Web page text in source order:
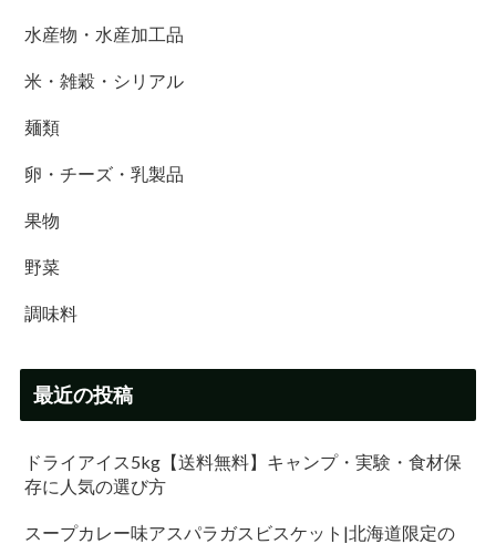
水産物・水産加工品
米・雑穀・シリアル
麺類
卵・チーズ・乳製品
果物
野菜
調味料
最近の投稿
ドライアイス5kg【送料無料】キャンプ・実験・食材保
存に人気の選び方
スープカレー味アスパラガスビスケット|北海道限定の